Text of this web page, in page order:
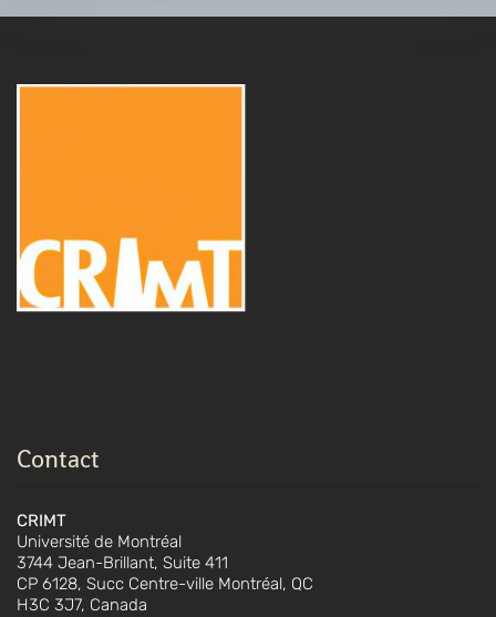
Contact
CRIMT
Université de Montréal
3744 Jean-Brillant, Suite 411
CP 6128, Succ Centre-ville Montréal, QC
H3C 3J7, Canada